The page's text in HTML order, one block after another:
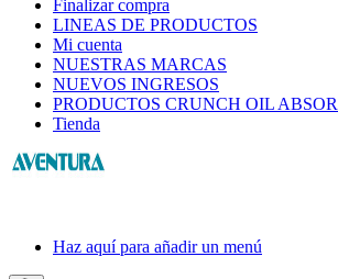
Finalizar compra
LINEAS DE PRODUCTOS
Mi cuenta
NUESTRAS MARCAS
NUEVOS INGRESOS
PRODUCTOS CRUNCH OIL
Tienda
Haz aquí para añadir un menú